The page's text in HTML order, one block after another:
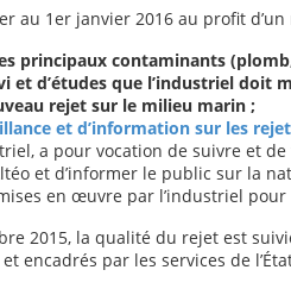
au 1er janvier 2016 au profit
principaux contaminants
et d’études que l’industriel doit
rejet sur le milieu marin ;
et d’information sur les
a pour vocation de suivre et
et d’informer le public sur la
en œuvre par l’industriel
2015, la qualité du rejet est
encadrés par les services de